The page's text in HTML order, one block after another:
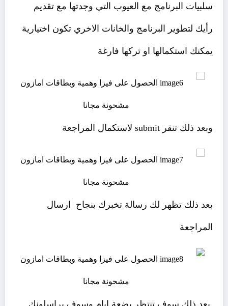
سلبيات البرنامج مع العيوب التي وجدتها مع تقديم
رأيك لتطوير البرنامج والخانات الاخري تكون اختيارية
يمكنك استكمالها او تركها فارغة
وبعد ذلك تنقر submit لاستكمال المراجعة
بعد ذلك تظهر لك رسالة تخبرك بنجاح ارسال
المراجعة